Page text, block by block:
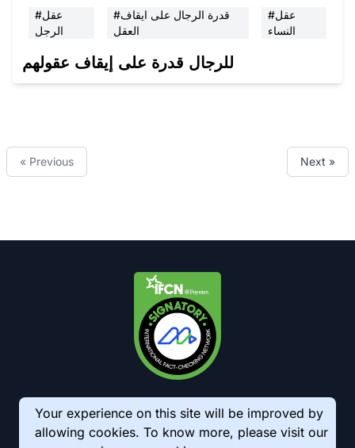
#عقل
الرجل
#قدرة الرجال على ايقاف
العقل
#عقل
النساء
للرجال قدرة على إيقاف عقولهم
« Previous Next »
Your experience on this site will be improved by
allowing cookies. To know more, please visit our